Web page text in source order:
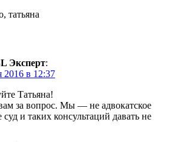
татьяна
Эксперт:
2016 в 12:37
Татьяна!
за вопрос. Мы — не адвокатское
и таких консультаций давать не